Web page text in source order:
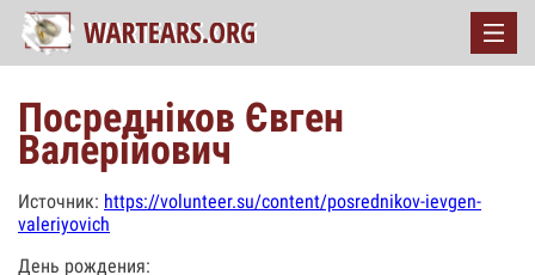
Посредніков Євген
Валерійович
Источник: https://volunteer.su/content/posrednikov-ievgen-
valeriyovich
День рождения: